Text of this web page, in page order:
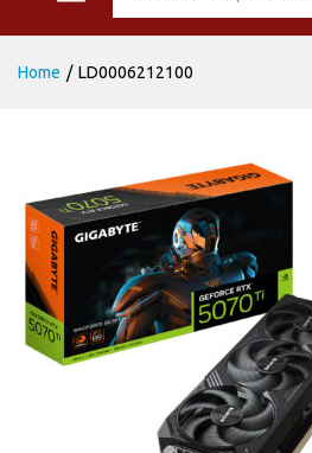
Home / LD0006212100